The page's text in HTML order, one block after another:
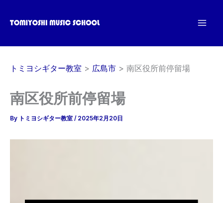
ス
トミヨシギター教室 広島市 南区役所前停留場
南区役所前停留場
By トミヨシギター教室 / 2025年2月20日